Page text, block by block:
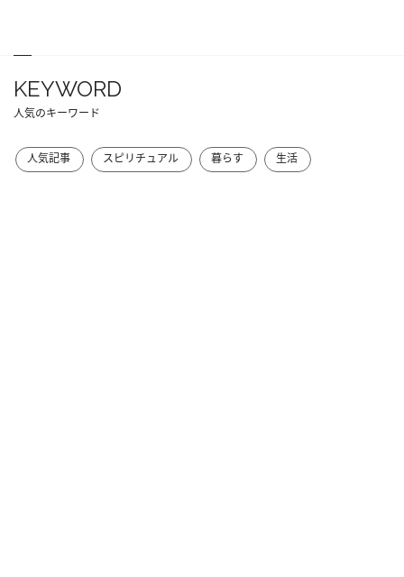
KEYWORD
人気のキーワード
人気記事 スピリチュアル 暮らす 生活